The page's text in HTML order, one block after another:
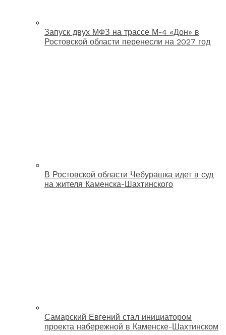
Запуск двух МФЗ на трассе М-4 «Дон» в
Ростовской области перенесли на 2027 год
В Ростовской области Чебурашка идет в суд
на жителя Каменска-Шахтинского
Самарский Евгений стал инициатором
проекта набережной в Каменске-Шахтинском